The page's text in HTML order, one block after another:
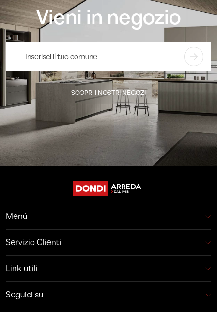
Vieni in negozio
SCOPRI I NOSTRI NEGOZI
Menù
Servizio Clienti
Link utili
Seguici su